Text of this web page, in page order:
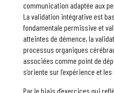
communication adaptée aux
La validation intégrative est
fondamentale permissive et
atteintes de démence, la
processus organiques
associées comme point de
s’oriente sur l’expérience et
Par le biais d’exercices qui